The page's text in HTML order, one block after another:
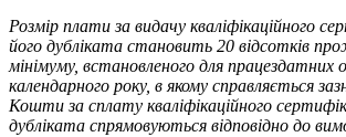
Розмір плати за видачу кваліфікаційного
його дубліката становить 20 відсотків
мінімуму, встановленого для працездатних
календарного року, в якому справляється
Кошти за сплату кваліфікаційного
дубліката спрямовуються відповідно до